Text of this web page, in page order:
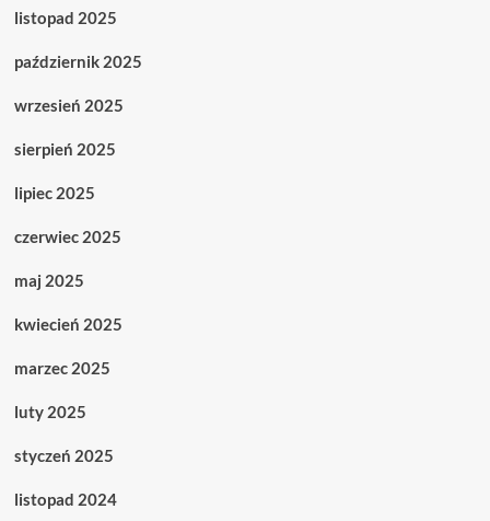
listopad 2025
październik 2025
wrzesień 2025
sierpień 2025
lipiec 2025
czerwiec 2025
maj 2025
kwiecień 2025
marzec 2025
luty 2025
styczeń 2025
listopad 2024